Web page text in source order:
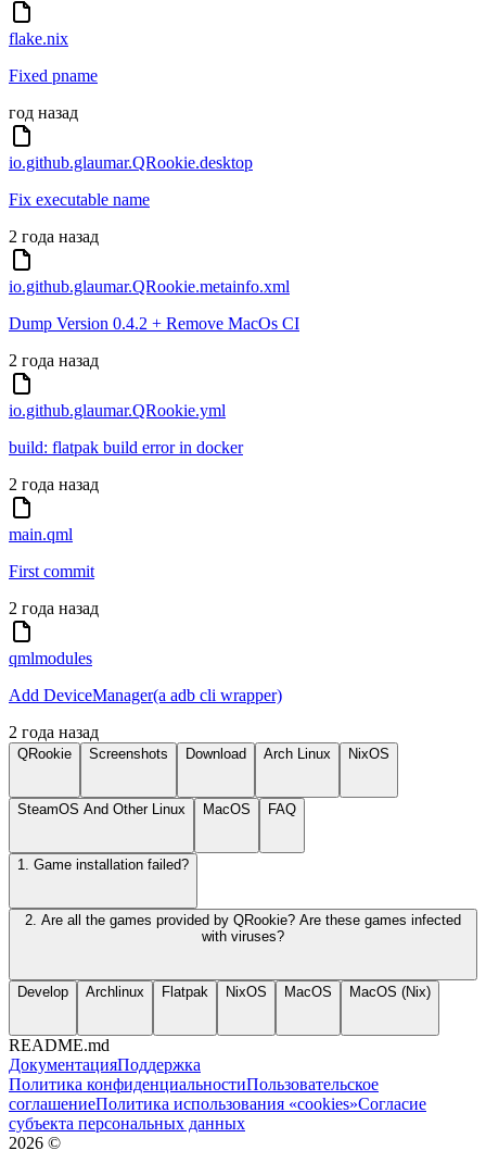
flake.nix
Fixed pname
год назад
io.github.glaumar.QRookie.desktop
Fix executable name
2 года назад
io.github.glaumar.QRookie.metainfo.xml
Dump Version 0.4.2 + Remove MacOs CI
2 года назад
io.github.glaumar.QRookie.yml
build: flatpak build error in docker
2 года назад
main.qml
First commit
2 года назад
qmlmodules
Add DeviceManager(a adb cli wrapper)
2 года назад
QRookie Screenshots Download Arch Linux NixOS
SteamOS And Other Linux MacOS FAQ
1. Game installation failed?
2. Are all the games provided by QRookie? Are these games infected
with viruses?
Develop Archlinux Flatpak NixOS MacOS MacOS (Nix)
README.md
ДокументацияПоддержка
Политика конфиденциальностиПользовательское
соглашениеПолитика использования «cookies»Согласие
субъекта персональных данных
2026 ©